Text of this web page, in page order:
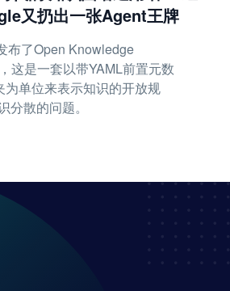
又扔出一张Agent王牌
布了Open Knowledge
这是一套以带YAML前置元数
单位来表示知识的开放规
分散的问题。